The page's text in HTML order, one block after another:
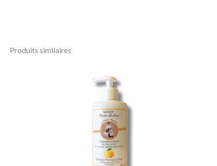
Produits similaires